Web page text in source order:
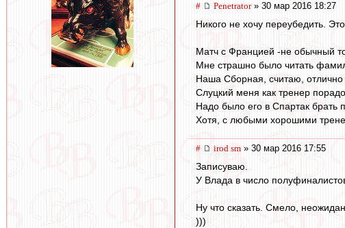
# Penetrator» 30 мар 2016 18:27
Никого не хочу переубедить.
Матч с Францией -не обычный
Мне страшно было читать
Наша Сборная, считаю, отлично
Слуцкий меня как тренер
Надо было его в Спартак брать
Хотя, с любыми хорошими
# irod sm » 30 мар 2016 17:55
Записуваю.
У Влада в число
Ну что сказать. Смело,
)))